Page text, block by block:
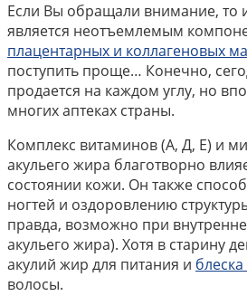
Если Вы обращали внимание, то
является неотъемлемым
плацентарных и коллагеновых
поступить проще… Конечно,
продается на каждом углу, но
многих аптеках страны.
Комплекс витаминов (А, Д, Е) и
акульего жира благотворно
состоянии кожи. Он также
ногтей и оздоровлению
правда, возможно при
акульего жира). Хотя в старину
акулий жир для питания и
волосы.